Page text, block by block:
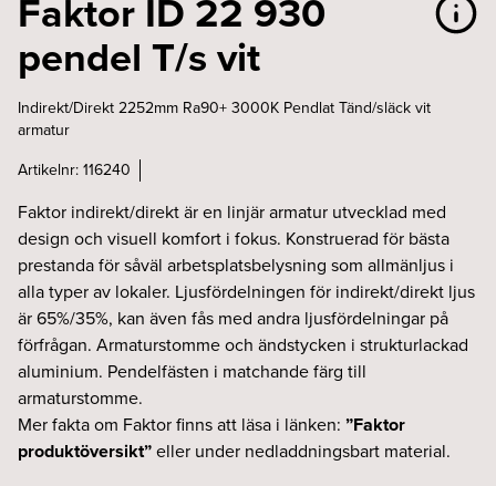
Faktor ID 22 930
pendel T/s vit
Indirekt/Direkt 2252mm Ra90+ 3000K Pendlat Tänd/släck vit
armatur
Artikelnr:116240
Faktor indirekt/direkt är en linjär armatur utvecklad med
design och visuell komfort i fokus. Konstruerad för bästa
prestanda för såväl arbetsplatsbelysning som allmänljus i
alla typer av lokaler. Ljusfördelningen för indirekt/direkt ljus
är 65%/35%, kan även fås med andra ljusfördelningar på
förfrågan. Armaturstomme och ändstycken i strukturlackad
aluminium. Pendelfästen i matchande färg till
armaturstomme.
Mer fakta om Faktor finns att läsa i länken: ”Faktor
produktöversikt”eller under nedladdningsbart material.